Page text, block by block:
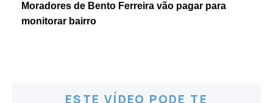
Moradores de Bento Ferreira vão pagar para
monitorar bairro
ESTE VÍDEO PODE TE